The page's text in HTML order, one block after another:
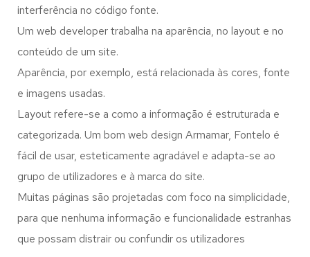
interferência no código fonte.
Um web developer trabalha na aparência, no layout e no
conteúdo de um site.
Aparência, por exemplo, está relacionada às cores, fonte
e imagens usadas.
Layout refere-se a como a informação é estruturada e
categorizada. Um bom web design Armamar, Fontelo é
fácil de usar, esteticamente agradável e adapta-se ao
grupo de utilizadores e à marca do site.
Muitas páginas são projetadas com foco na simplicidade,
para que nenhuma informação e funcionalidade estranhas
que possam distrair ou confundir os utilizadores